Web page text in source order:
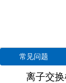
常见问题
离子交